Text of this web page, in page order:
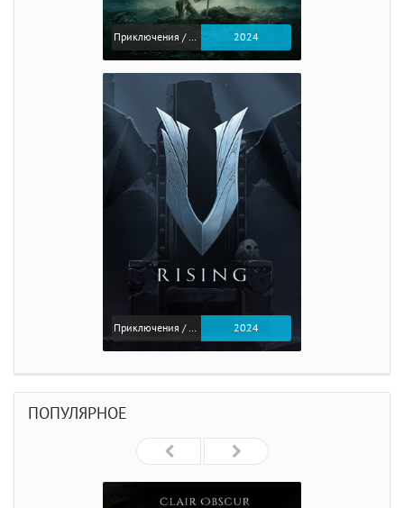
Приключения / Экшен / Ролевые 2024
Приключения / Экшен 2024
ПОПУЛЯРНОЕ